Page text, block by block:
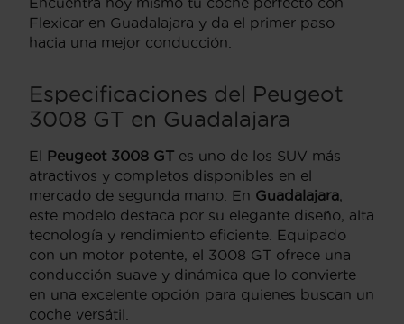
Flexicar en Guadalajara y da el primer paso
hacia una mejor conducción.
Especificaciones del Peugeot
3008 GT en Guadalajara
El Peugeot 3008 GT es uno de los SUV más
atractivos y completos disponibles en el
mercado de segunda mano. En Guadalajara,
este modelo destaca por su elegante diseño, alta
tecnología y rendimiento eficiente. Equipado
con un motor potente, el 3008 GT ofrece una
conducción suave y dinámica que lo convierte
en una excelente opción para quienes buscan un
coche versátil.